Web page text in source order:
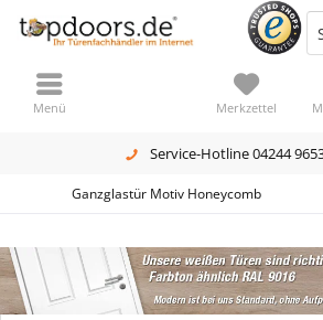
Service-Hotline 04244
Merkzettel
Menü
Ganzglastür Motiv Honeycomb